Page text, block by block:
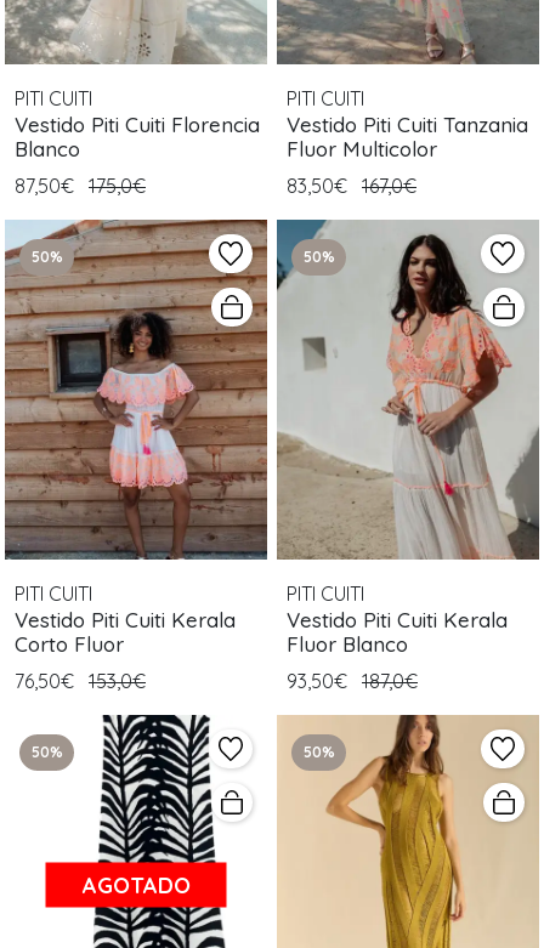
PITI CUITI
Vestido Piti Cuiti Florencia
Blanco
87,50€ 175,0€
PITI CUITI
Vestido Piti Cuiti Tanzania
Fluor Multicolor
83,50€ 167,0€
50%
PITI CUITI
Vestido Piti Cuiti Kerala
Corto Fluor
76,50€ 153,0€
50%
PITI CUITI
Vestido Piti Cuiti Kerala
Fluor Blanco
93,50€ 187,0€
50%
AGOTADO
50%